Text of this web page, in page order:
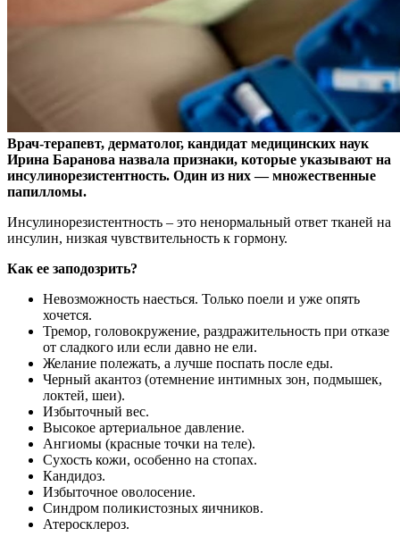
Врач-терапевт, дерматолог, кандидат медицинских наук
Ирина Баранова назвала признаки, которые указывают на
инсулинорезистентность. Один из них — множественные
папилломы.
Инсулинорезистентность – это ненормальный ответ тканей на
инсулин, низкая чувствительность к гормону.
Как ее заподозрить?
Невозможность наесться. Только поели и уже опять
хочется.
Тремор, головокружение, раздражительность при отказе
от сладкого или если давно не ели.
Желание полежать, а лучше поспать после еды.
Черный акантоз (отемнение интимных зон, подмышек,
локтей, шеи).
Избыточный вес.
Высокое артериальное давление.
Ангиомы (красные точки на теле).
Сухость кожи, особенно на стопах.
Кандидоз.
Избыточное оволосение.
Синдром поликистозных яичников.
Атеросклероз.